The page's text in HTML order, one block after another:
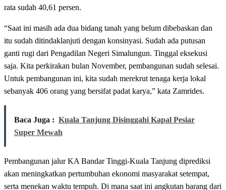
rata sudah 40,61 persen.
“Saat ini masih ada dua bidang tanah yang belum dibebaskan dan
itu sudah ditindaklanjuti dengan konsinyasi. Sudah ada putusan
ganti rugi dari Pengadilan Negeri Simalungun. Tinggal eksekusi
saja. Kita perkirakan bulan November, pembangunan sudah selesai.
Untuk pembangunan ini, kita sudah merekrut tenaga kerja lokal
sebanyak 406 orang yang bersifat padat karya,” kata Zamrides.
Baca Juga : Kuala Tanjung Disinggahi Kapal Pesiar
Super Mewah
Pembangunan jalur KA Bandar Tinggi-Kuala Tanjung diprediksi
akan meningkatkan pertumbuhan ekonomi masyarakat setempat,
serta menekan waktu tempuh. Di mana saat ini angkutan barang dari